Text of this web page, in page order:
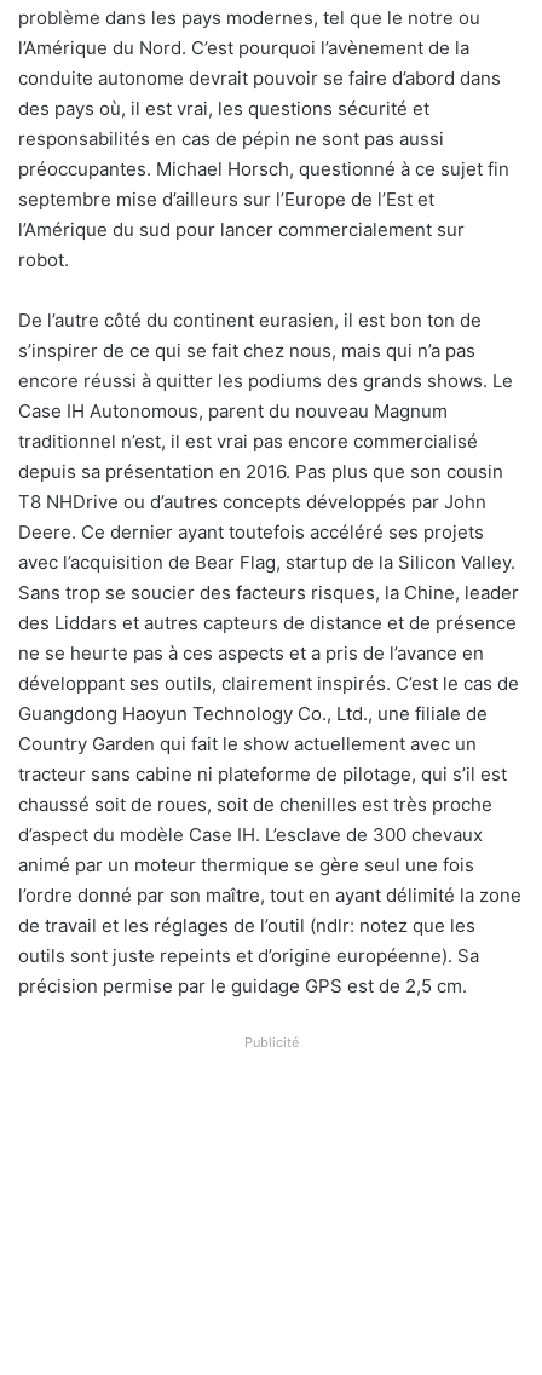
problème dans les pays modernes, tel que le notre ou
l’Amérique du Nord. C’est pourquoi l’avènement de la
conduite autonome devrait pouvoir se faire d’abord dans
des pays où, il est vrai, les questions sécurité et
responsabilités en cas de pépin ne sont pas aussi
préoccupantes. Michael Horsch, questionné à ce sujet fin
septembre mise d’ailleurs sur l’Europe de l’Est et
l’Amérique du sud pour lancer commercialement sur
robot.
De l’autre côté du continent eurasien, il est bon ton de
s’inspirer de ce qui se fait chez nous, mais qui n’a pas
encore réussi à quitter les podiums des grands shows. Le
Case IH Autonomous, parent du nouveau Magnum
traditionnel n’est, il est vrai pas encore commercialisé
depuis sa présentation en 2016. Pas plus que son cousin
T8 NHDrive ou d’autres concepts développés par John
Deere. Ce dernier ayant toutefois accéléré ses projets
avec l’acquisition de Bear Flag, startup de la Silicon Valley.
Sans trop se soucier des facteurs risques, la Chine, leader
des Liddars et autres capteurs de distance et de présence
ne se heurte pas à ces aspects et a pris de l’avance en
développant ses outils, clairement inspirés. C’est le cas de
Guangdong Haoyun Technology Co., Ltd., une filiale de
Country Garden qui fait le show actuellement avec un
tracteur sans cabine ni plateforme de pilotage, qui s’il est
chaussé soit de roues, soit de chenilles est très proche
d’aspect du modèle Case IH. L’esclave de 300 chevaux
animé par un moteur thermique se gère seul une fois
l’ordre donné par son maître, tout en ayant délimité la zone
de travail et les réglages de l’outil (ndlr: notez que les
outils sont juste repeints et d’origine européenne). Sa
précision permise par le guidage GPS est de 2,5 cm.
Publicité